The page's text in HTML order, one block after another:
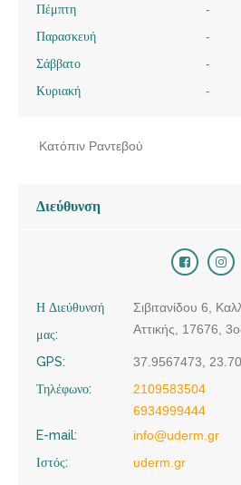
Πέμπτη
-
Παρασκευή
-
Σάββατο
-
Κυριακή
-
Κατόπιν Ραντεβού
Διεύθυνση
Η Διεύθυνσή
μας:
Σιβιτανίδου 6,
Αττικής, 17676,
GPS:
37.9567473,
Τηλέφωνο:
2109583504
6934999444
E-mail:
info@uderm.gr
Ιστός:
uderm.gr